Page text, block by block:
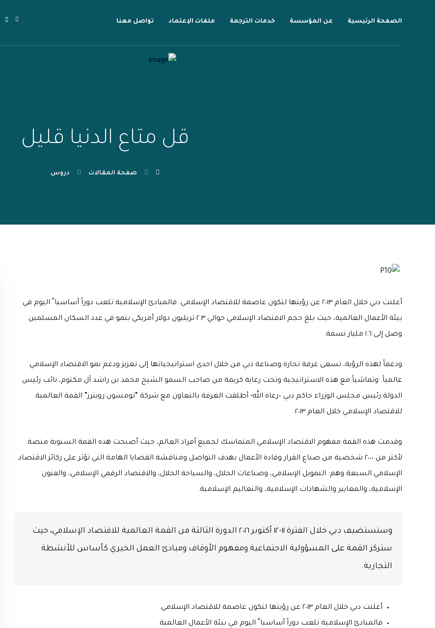
الصفحة الرئيسية عن المؤسسة خدمات الترجمة ملفات الإعتماد تواصل معنا
قل متاع الدنيا قليل
صفحة المقالات دروس
أعلنت دبي خلال العام ٢٠١٣ عن رؤيتها لتكون عاصمة للاقتصاد الإسلامي. فالمبادئ الإسلامية تلعب دوراً أساسيا ً اليوم في
بيئة الأعمال العالمية، حيث بلغ حجم الاقتصاد الإسلامي حوالي ٢.٣ تريليون دولار أمريكي بنمو في عدد السكان المسلمين
وصل إلى ١.٦ مليار نسمة.
ودعماً لهذه الرؤية، تسعى غرفة تجارة وصناعة دبي من خلال احدى استراتيجياتها إلى تعزيز ودعم نمو الاقتصاد الإسلامي
عالمياً. وتماشياً مع هذه الاستراتيجية وتحت رعاية كريمة من صاحب السمو الشيخ محمد بن راشد آل مكتوم، نائب رئيس
الدولة رئيس مجلس الوزراء حاكم دبي –رعاه الله- أطلقت الغرفة بالتعاون مع شركة “تومسون رويترز” القمة العالمية
للاقتصاد الإسلامي خلال العام ٢٠١٣.
وقدمت هذه القمة مفهوم الاقتصاد الإسلامي المتماسك لجميع أفراد العالم، حيث أصبحت هذه القمة السنوية منصة
لأكثر من ٢٠٠٠ شخصية من صناع القرار وقادة الأعمال بهدف التواصل ومناقشة القضايا الهامة التي تؤثر على ركائز الاقتصاد
الإسلامي السبعة وهم: التمويل الإسلامي، وصناعات الحلال، والسياحة الحلال، والاقتصاد الرقمي الإسلامي، والفنون
الإسلامية، والمعايير والشهادات الإسلامية، والتعاليم الإسلامية.
وستستضيف دبي خلال الفترة ١١-١٢ أكتوبر ٢٠١٦ الدورة الثالثة من القمة العالمية للاقتصاد الإسلامي، حيث
ستركز القمة على المسؤولية الاجتماعية ومفهوم الأوقاف ومبادئ العمل الخيري كأساس للأنشطة
التجارية.
أعلنت دبي خلال العام ٢٠١٣ عن رؤيتها لتكون عاصمة للاقتصاد الإسلامي.
فالمبادئ الإسلامية تلعب دوراً أساسيا ً اليوم في بيئة الأعمال العالمية